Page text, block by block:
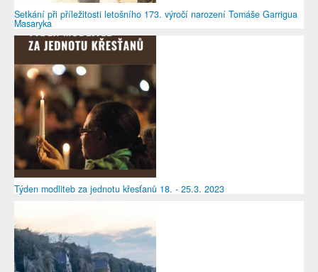
Setkání při příležitosti letošního 173. výročí narození Tomáše Garrigua
Masaryka
Týden modliteb za jednotu křesťanů 18. - 25.3. 2023